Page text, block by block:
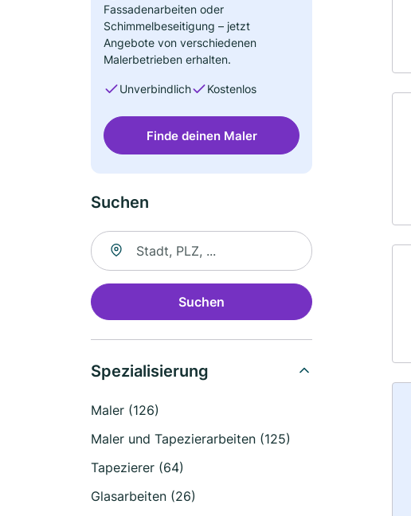
Fassadenarbeiten oder
Schimmelbeseitigung – jetzt
Angebote von verschiedenen
Malerbetrieben erhalten.
Unverbindlich Kostenlos
Finde deinen Maler
Suchen
Suche nach Ort
Suchen
Spezialisierung
Maler (126)
Maler und Tapezierarbeiten (125)
Tapezierer (64)
Glasarbeiten (26)